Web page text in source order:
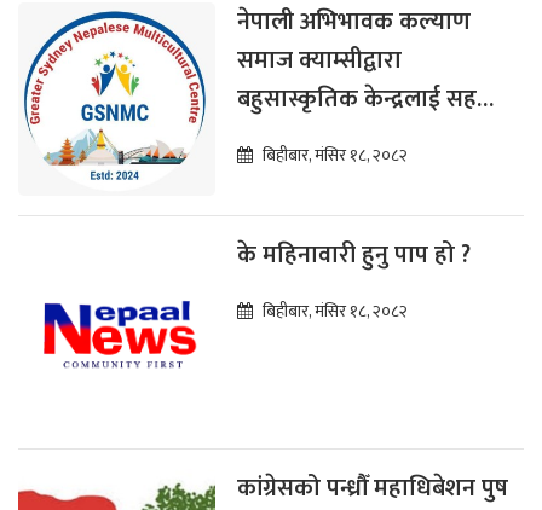
नेपाली अभिभावक कल्याण
समाज क्याम्सीद्वारा
बहुसास्कृतिक केन्द्रलाई सहयोग
प्रदानबिहीबार, मंसिर १८, २०८२
के महिनावारी हुनु पाप हो ?
बिहीबार, मंसिर १८, २०८२
कांग्रेसको पन्ध्रौँ महाधिबेशन पुष